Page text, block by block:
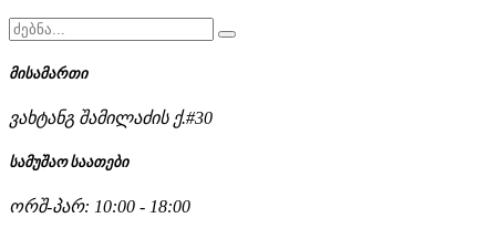
მისამართი
ვახტანგ შამილაძის ქ.#30
სამუშაო საათები
ორშ-პარ: 10:00 - 18:00